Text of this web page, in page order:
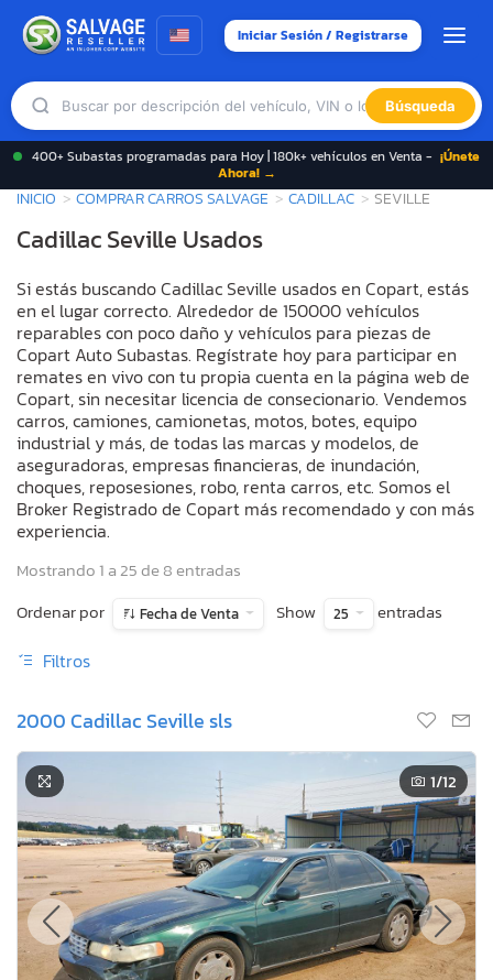
Iniciar Sesión / Registrarse
Búsqueda
400+ Subastas programadas para Hoy | 180k+ vehículos en Venta - ¡Únete
Ahora! →
INICIO COMPRAR CARROS SALVAGE CADILLAC SEVILLE
Cadillac Seville Usados
Si estás buscando Cadillac Seville usados en Copart, estás
en el lugar correcto. Alrededor de 150000 vehículos
reparables con poco daño y vehículos para piezas de
Copart Auto Subastas. Regístrate hoy para participar en
remates en vivo con tu propia cuenta en la página web de
Copart, sin necesitar licencia de consecionario. Vendemos
carros, camiones, camionetas, motos, botes, equipo
industrial y más, de todas las marcas y modelos, de
aseguradoras, empresas financieras, de inundación,
choques, reposesiones, robo, renta carros, etc. Somos el
Broker Registrado de Copart más recomendado y con más
experiencia.
Mostrando 1 a 25 de 8 entradas
Ordenar por
Fecha de Venta Show 25 entradas
Filtros
2000 Cadillac Seville sls
1/12